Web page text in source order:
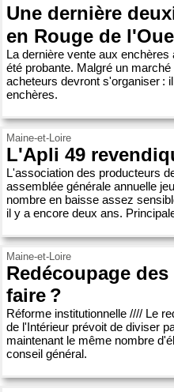
Une dernière
en Rouge de
La dernière vente aux
été probante. Malgré un
acheteurs devront s'organiser :
enchères.
Maine-et-Loire
L'Apli 49
L'association des producteurs
assemblée générale annuelle
nombre en baisse assez
il y a encore deux ans.
Maine-et-Loire
Redécoupage
faire ?
Réforme institutionnelle //// Le
de l'Intérieur prévoit de diviser
maintenant le même nombre
conseil général.